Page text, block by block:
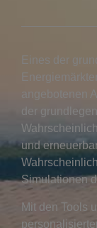
Eines der
angebotenen
der
und
Simulationen
Mit den Tools